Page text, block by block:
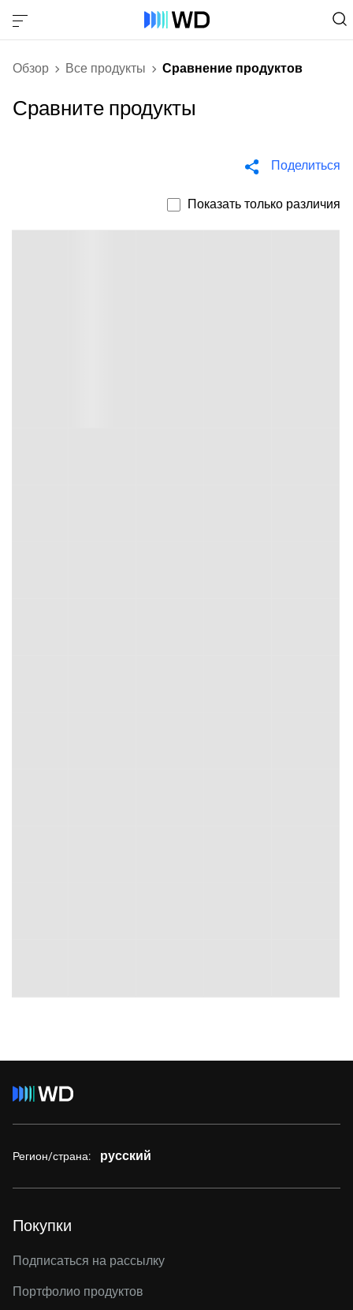
Обзор Все продукты Сравнение продуктов
Сравните продукты
Поделиться
Показать только различия
Регион/страна: русский
Покупки
Подписаться на рассылку
Портфолио продуктов